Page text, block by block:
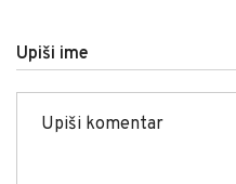
Upiši ime